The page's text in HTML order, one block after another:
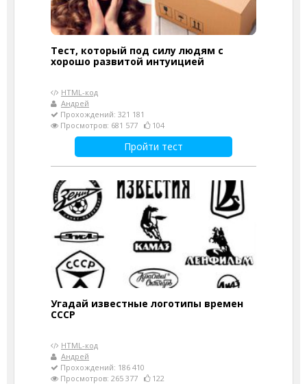
Тест, который под силу людям с
хорошо развитой интуицией
HTML-код
Андрей
Прохождений: 321 181
Просмотров: 681 577
104
Пройти тест
Угадай известные логотипы времен
СССР
HTML-код
Андрей
Прохождений: 186 410
Просмотров: 265 377
122